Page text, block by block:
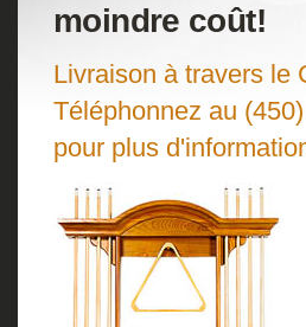
moindre coût!
Livraison à travers le
Téléphonnez au
pour plus